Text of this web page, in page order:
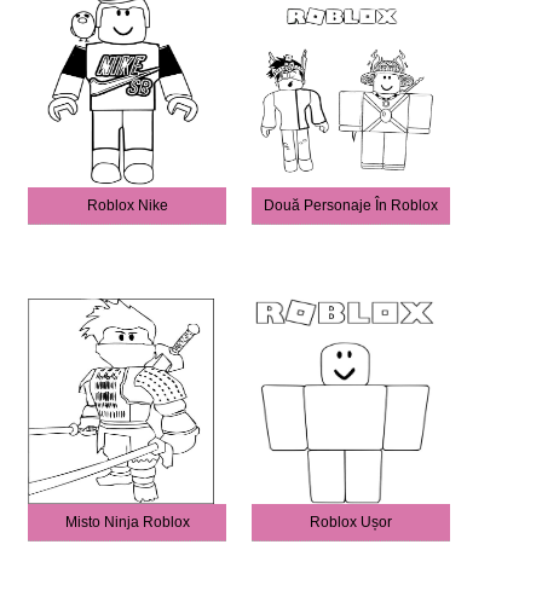
Roblox Nike Două Personaje În Roblox
Misto Ninja Roblox Roblox Ușor